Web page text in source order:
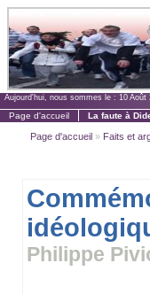
Aujourd'hui, nous sommes le : 10 Août
Page d'accueil La faute à
Page d'accueil » Faits et
Philippe